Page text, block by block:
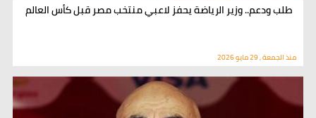
طلب ودعم.. وزير الرياضة يحفز لاعبي منتخب مصر قبل كأس العالم
منذ الجمعة , 29 مايو 2026